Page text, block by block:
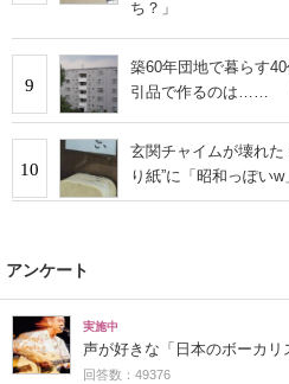
ち？」
9
築60年団地で暮らす
引品で作るのは…… 「
10
玄関チャイムが壊れ
り紙”に「昭和っぽい
アンケート
実施中
声が好きな「日本のボーカリ
回答数：49376